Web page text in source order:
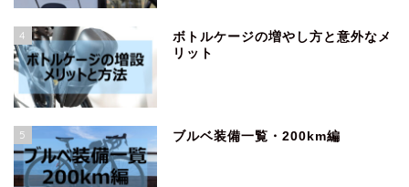
4
ボトルケージの増やし方と意外なメ
リット
5 ブルベ装備一覧・200km編